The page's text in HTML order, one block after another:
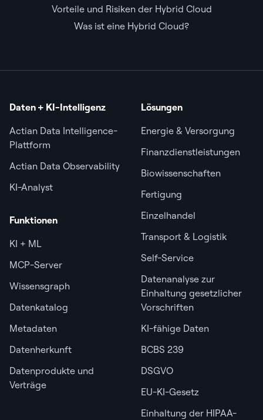
Vorteile und Risiken der Hybrid Cloud
Was ist eine Hybrid Cloud?
Daten + KI-Intelligenz
Actian Data Intelligence-
Plattform
Actian Data Observability
KI-Analyst
Funktionen
KI + ML
MCP-Server
Wissensgraph
Datenkatalog
Metadaten
Datenherkunft
Datenprodukte und
Verträge
Lösungen
Energie & Versorgung
Finanzdienstleistungen
Biowissenschaften
Fertigung
Einzelhandel
Transport & Logistik
Self-Service
Datenanalyse zur
Einhaltung gesetzlicher
Vorschriften
KI-fähige Daten
BCBS 239
DSGVO
EU-KI-Gesetz
Einhaltung der HIPAA-